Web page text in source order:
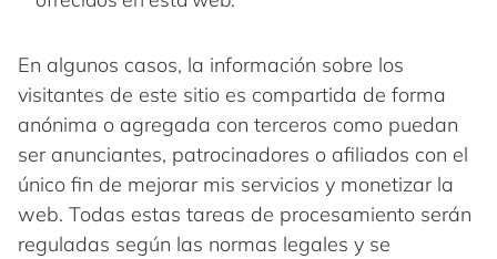
En algunos casos, la información sobre los
visitantes de este sitio es compartida de forma
anónima o agregada con terceros como puedan
ser anunciantes, patrocinadores o afiliados con el
único fin de mejorar mis servicios y monetizar la
web. Todas estas tareas de procesamiento serán
reguladas según las normas legales y se